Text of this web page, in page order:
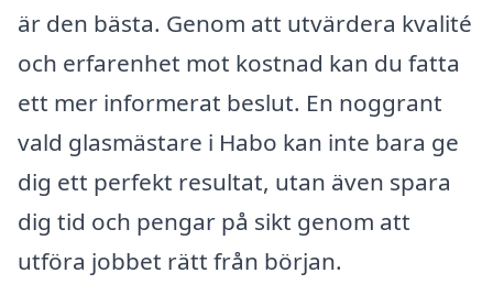
är den bästa. Genom att utvärdera kvalité
och erfarenhet mot kostnad kan du fatta
ett mer informerat beslut. En noggrant
vald glasmästare i Habo kan inte bara ge
dig ett perfekt resultat, utan även spara
dig tid och pengar på sikt genom att
utföra jobbet rätt från början.